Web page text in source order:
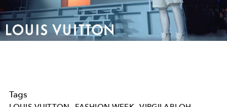
Video
Tags